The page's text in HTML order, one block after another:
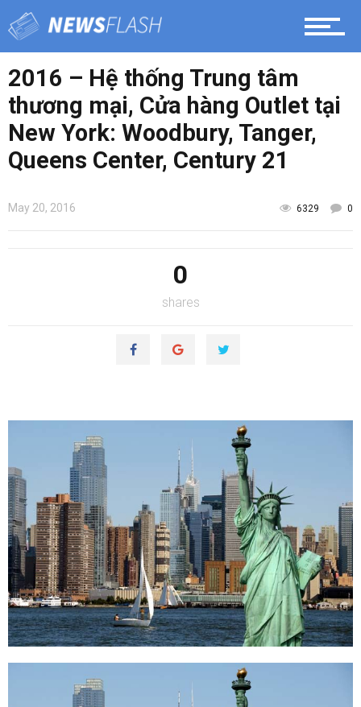
2016 – Hệ thống Trung tâm
thương mại, Cửa hàng Outlet tại
New York: Woodbury, Tanger,
Queens Center, Century 21
May 20, 2016 6329 0
0
shares